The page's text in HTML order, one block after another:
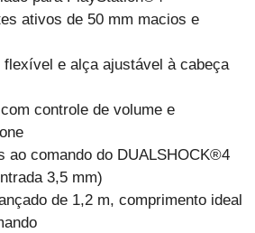
ativos de 50 mm macios e
e alça ajustável à cabeça
controle de volume e
ao comando do DUALSHOCK®4
3,5 mm)
de 1,2 m, comprimento ideal